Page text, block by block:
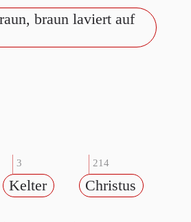
braun laviert auf
3
Kelter
214
Christus